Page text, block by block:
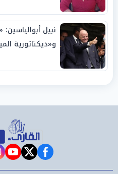
نبيل
و«ديكتاتورية
facebook
twitter